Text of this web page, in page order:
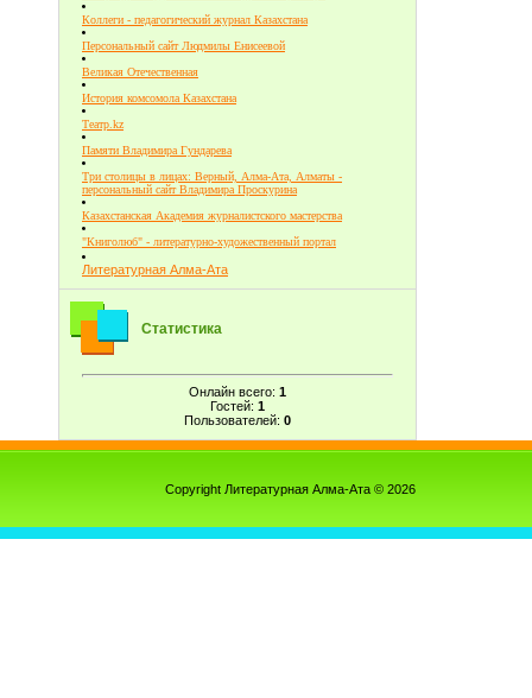
Коллеги - педагогический журнал Казахстана
Персональный сайт Людмилы Енисеевой
Великая Отечественная
История комсомола Казахстана
Театр.kz
Памяти Владимира Гундарева
Три столицы в лицах: Верный, Алма-Ата, Алматы -
персональный сайт Владимира Проскурина
Казахстанская Академия журналистского мастерства
"Книголюб" - литературно-художественный портал
Литературная Алма-Ата
Статистика
Онлайн всего: 1
Гостей: 1
Пользователей: 0
Copyright Литературная Алма-Ата © 2026